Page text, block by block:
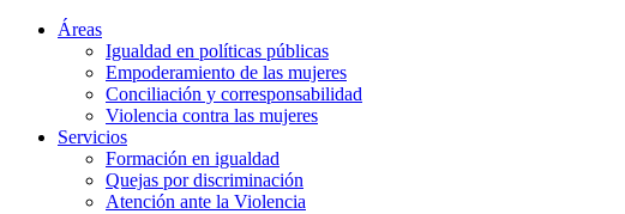
Áreas
Igualdad en políticas públicas
Empoderamiento de las mujeres
Conciliación y corresponsabilidad
Violencia contra las mujeres
Servicios
Formación en igualdad
Quejas por discriminación
Atención ante la Violencia